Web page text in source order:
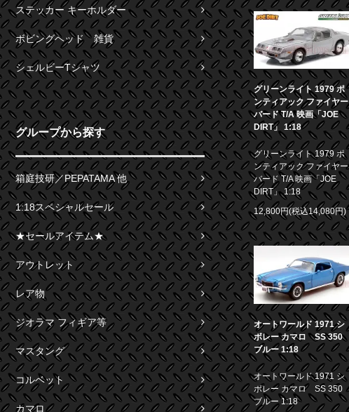
ステッカー キーホルダー
ボビングヘッド 雑貨
シェルビーTシャツ
グループから探す
箱庭技研／PEPATAMA 他
1:18スペシャルセール
★セールアイテム★
アウトレット
レア物
ジオラマ フィギア等
マスタング
コルベット
カマロ
グリーンライト 1979 ポ
ンティアック ファイヤー
バード T/A 映画「JOE
DIRT」 1:18
グリーンライト 1979 ポ
ンティアック ファイヤー
バード T/A 映画「JOE
DIRT」 1:18
12,800円(税込14,080円)
オートワールド 1971 シ
ボレー カマロ SS 350
ブルー 1:18
オートワールド 1971 シ
ボレー カマロ SS 350
ブルー 1:18